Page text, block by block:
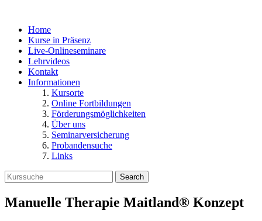
Home
Kurse in Präsenz
Live-Onlineseminare
Lehrvideos
Kontakt
Informationen
Kursorte
Online Fortbildungen
Förderungsmöglichkeiten
Über uns
Seminarversicherung
Probandensuche
Links
Search
Manuelle Therapie Maitland® Konzept